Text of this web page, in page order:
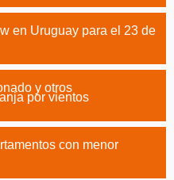
en Uruguay para el 23 de
y otros
por vientos
con menor